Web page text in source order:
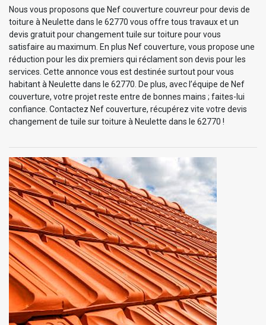
Nous vous proposons que Nef couverture couvreur pour devis de
toiture à Neulette dans le 62770 vous offre tous travaux et un
devis gratuit pour changement tuile sur toiture pour vous
satisfaire au maximum. En plus Nef couverture, vous propose une
réduction pour les dix premiers qui réclament son devis pour les
services. Cette annonce vous est destinée surtout pour vous
habitant à Neulette dans le 62770. De plus, avec l’équipe de Nef
couverture, votre projet reste entre de bonnes mains ; faites-lui
confiance. Contactez Nef couverture, récupérez vite votre devis
changement de tuile sur toiture à Neulette dans le 62770 !